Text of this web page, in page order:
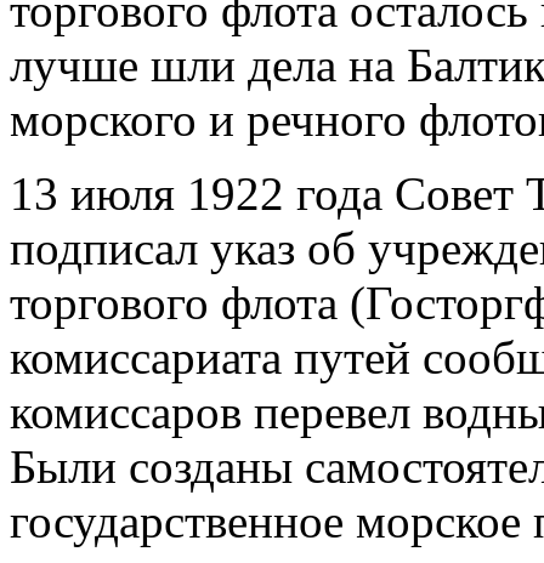
лучше шли дела на
морского и речного
13 июля 1922 года
подписал указ об
торгового флота
комиссариата путей
комиссаров перевел
Были созданы
государственное